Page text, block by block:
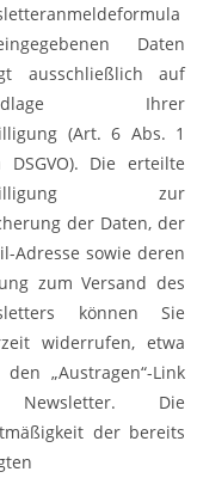
Daten
ausschließlich auf
Ihrer
(Art. 6 Abs. 1
Die erteilte
zur
der Daten, der
Adresse sowie deren
zum Versand des
können Sie
widerrufen, etwa
„Austragen“-Link
Die
der bereits